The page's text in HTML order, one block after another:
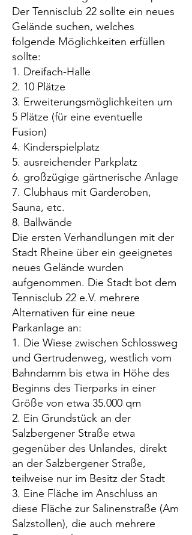
Der Tennisclub 22 sollte ein neues
Gelände suchen, welches
folgende Möglichkeiten erfüllen
sollte:
1. Dreifach-Halle
2. 10 Plätze
3. Erweiterungsmöglichkeiten um
5 Plätze (für eine eventuelle
Fusion)
4. Kinderspielplatz
5. ausreichender Parkplatz
6. großzügige gärtnerische Anlage
7. Clubhaus mit Garderoben,
Sauna, etc.
8. Ballwände
Die ersten Verhandlungen mit der
Stadt Rheine über ein geeignetes
neues Gelände wurden
aufgenommen. Die Stadt bot dem
Tennisclub 22 e.V. mehrere
Alternativen für eine neue
Parkanlage an:
1. Die Wiese zwischen Schlossweg
und Gertrudenweg, westlich vom
Bahndamm bis etwa in Höhe des
Beginns des Tierparks in einer
Größe von etwa 35.000 qm
2. Ein Grundstück an der
Salzbergener Straße etwa
gegenüber des Unlandes, direkt
an der Salzbergener Straße,
teilweise nur im Besitz der Stadt
3. Eine Fläche im Anschluss an
diese Fläche zur Salinenstraße (Am
Salzstollen), die auch mehrere